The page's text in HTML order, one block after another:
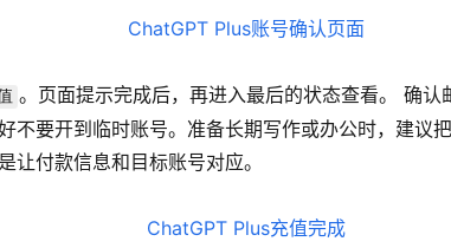
。页面提示完成后，再进入最后的状态查看。 确
不要开到临时账号。准备长期写作或办公时，建议
让付款信息和目标账号对应。